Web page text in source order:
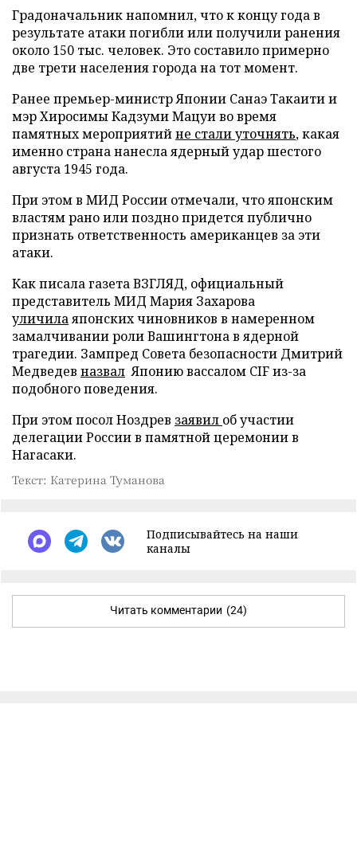
Градоначальник напомнил, что к концу года в
результате атаки погибли или получили ранения
около 150 тыс. человек. Это составило примерно
две трети населения города на тот момент.
Ранее премьер-министр Японии Санаэ Такаити и
мэр Хиросимы Кадзуми Мацуи во время
памятных мероприятийне стали уточнять, какая
именно страна нанесла ядерный удар шестого
августа 1945 года.
При этом в МИД России отмечали, что японским
властям рано или поздно придется публично
признать ответственность американцев за эти
атаки.
Как писала газета ВЗГЛЯД, официальный
представитель МИД Мария Захарова
уличилаяпонских чиновников в намеренном
замалчивании роли Вашингтона в ядерной
трагедии. Зампред Совета безопасности Дмитрий
Медведев назвал Японию вассалом CIF из-за
подобного поведения.
При этом посол Ноздрев заявил об участии
делегации России в памятной церемонии в
Нагасаки.
Текст: Катерина Туманова
Подписывайтесь на наши
каналы
Читать комментарии (24)